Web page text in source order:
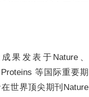
果发表于Nature、
等国际重要期
世界顶尖期刊Nature